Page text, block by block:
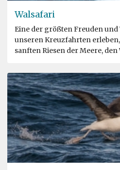
Walsafari
Eine der größten Freuden
unseren Kreuzfahrten
sanften Riesen der Meere, den